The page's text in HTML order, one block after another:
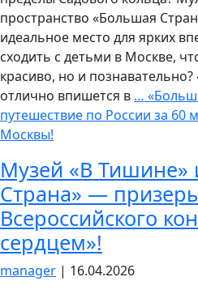
пространство «Большая
идеальное место для ярких
сходить с детьми в Москве,
красиво, но и
отлично впишется в …
путешествие по России за 60
Москвы!
Музей «В Тишине»
Страна» —
Всероссийского
сердцем»!
manager | 16.04.2026